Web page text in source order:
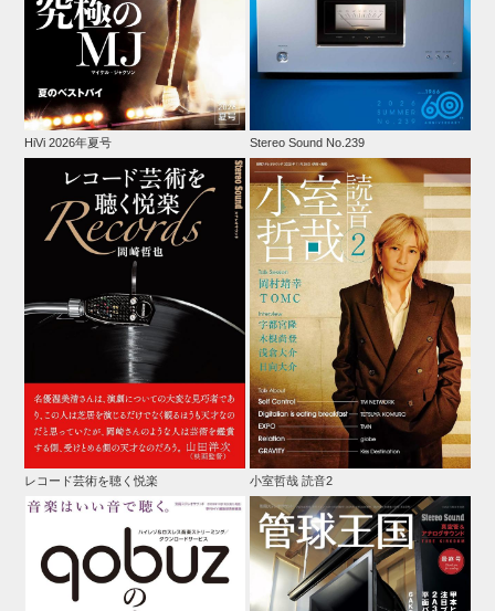
HiVi 2026年夏号 Stereo Sound No.239
レコード芸術を聴く悦楽 小室哲哉 読音2